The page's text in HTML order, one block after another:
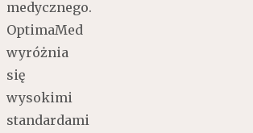
medycznego.
OptimaMed
wyróżnia
się
wysokimi
standardami